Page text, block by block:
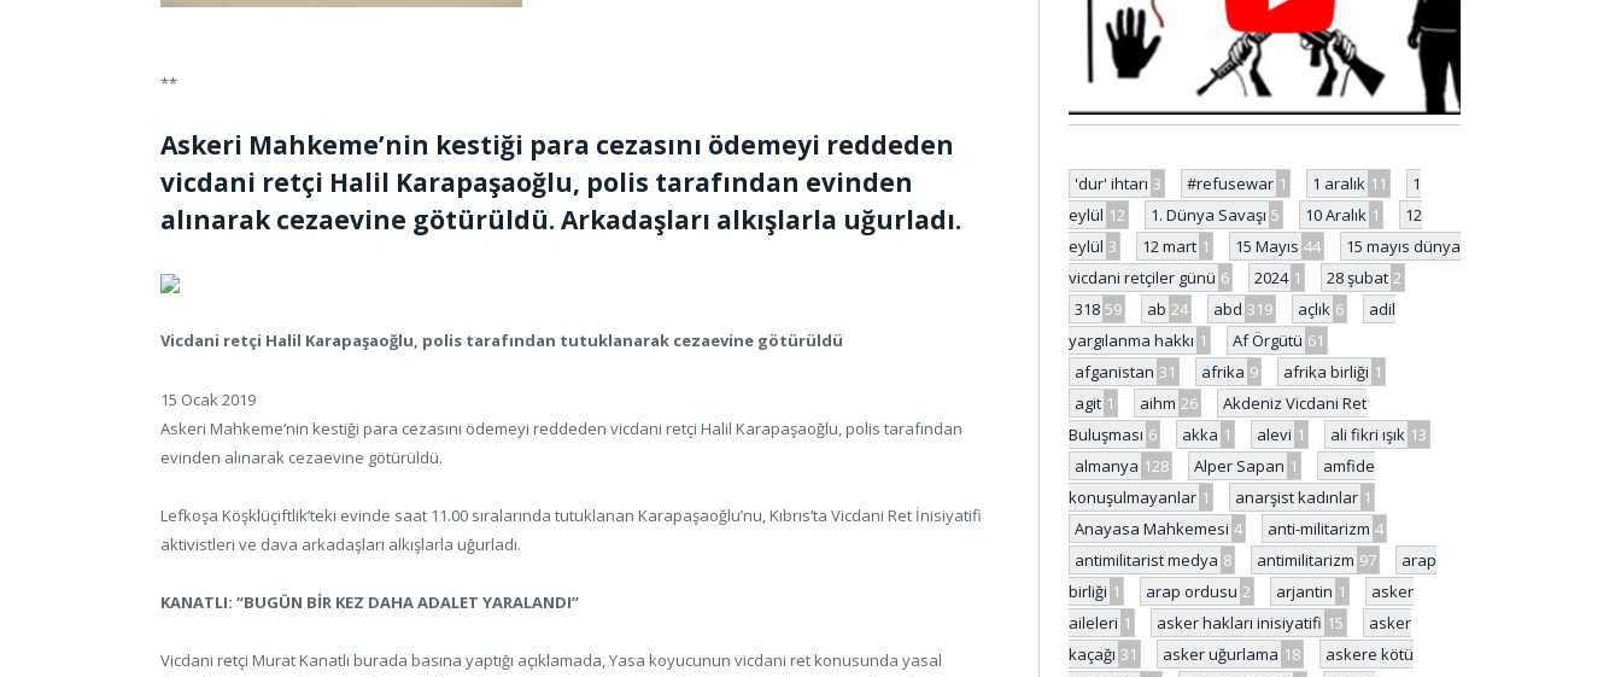
**
Askeri Mahkeme’nin kestiği para cezasını ödemeyi reddeden
vicdani retçi Halil Karapaşaoğlu, polis tarafından evinden
alınarak cezaevine götürüldü. Arkadaşları alkışlarla uğurladı.
Vicdani retçi Halil Karapaşaoğlu, polis tarafından tutuklanarak cezaevine götürüldü
15 Ocak 2019
Askeri Mahkeme’nin kestiği para cezasını ödemeyi reddeden vicdani retçi Halil Karapaşaoğlu, polis tarafından
evinden alınarak cezaevine götürüldü.
Lefkoşa Köşklüçiftlik’teki evinde saat 11.00 sıralarında tutuklanan Karapaşaoğlu’nu, Kıbrıs’ta Vicdani Ret İnisiyatifi
aktivistleri ve dava arkadaşları alkışlarla uğurladı.
KANATLI: “BUGÜN BİR KEZ DAHA ADALET YARALANDI”
Vicdani retçi Murat Kanatlı burada basına yaptığı açıklamada, Yasa koyucunun vicdani ret konusunda yasal
'dur' ihtarı 3 #refusewar 1 1 aralık 11
1
eylül 12 1. Dünya Savaşı 5 10 Aralık 1
12
eylül 3 12 mart 1 15 Mayıs 44
15 mayıs dünya
vicdani retçiler günü 6 2024 1 28 şubat 2
318 59 ab 24 abd 319 açlık 6
adil
yargılanma hakkı 1 Af Örgütü 61
afganistan 31 afrika 9 afrika birliği 1
agit 1 aihm 26
Akdeniz Vicdani Ret
Buluşması 6 akka 1 alevi 1 ali fikri ışık 13
almanya 128 Alper Sapan 1
amfide
konuşulmayanlar 1 anarşist kadınlar 1
Anayasa Mahkemesi 4 anti-militarizm 4
antimilitarist medya 8 antimilitarizm 97
arap
birliği 1 arap ordusu 2 arjantin 1
asker
aileleri 1 asker hakları inisiyatifi 15
asker
kaçağı 31 asker uğurlama 18
askere kötü